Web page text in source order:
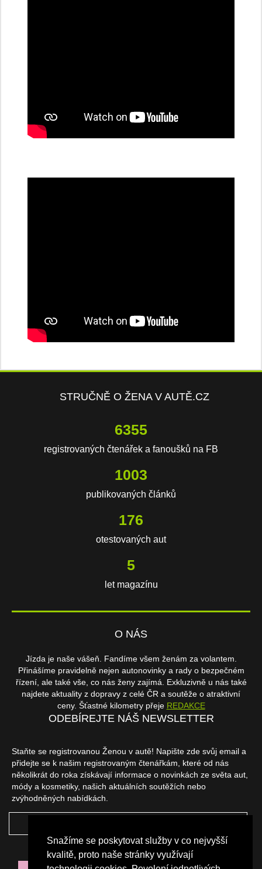
Snažíme se poskytovat služby v co nejvyšší
kvalitě, proto naše stránky využívají
STRUČNĚ O ŽENA V AUTĚ.CZ
8287
registrovaných čtenářek a fanoušků na FB
1309
publikovaných článků
230
otestovaných aut
6
let magazínu
O NÁS
Jízda je naše vášeň. Fandíme všem ženám za volantem.
Přinášíme pravidelně nejen autonovinky a rady o bezpečném
řízení, ale také vše, co nás ženy zajímá. Exkluzivně u nás také
najdete aktuality z dopravy z celé ČR a soutěže o atraktivní
ceny. Šťastné kilometry přeje REDAKCE
ODEBÍREJTE NÁŠ NEWSLETTER
Staňte se registrovanou Ženou v autě! Napište zde svůj email a
přidejte se k našim registrovaným čtenářkám, které od nás
několikrát do roka získávají informace o novinkách ze světa aut,
módy a kosmetiky, našich aktuálních soutěžích nebo
zvýhodněných nabídkách.
NAŠI PARTNEŘI